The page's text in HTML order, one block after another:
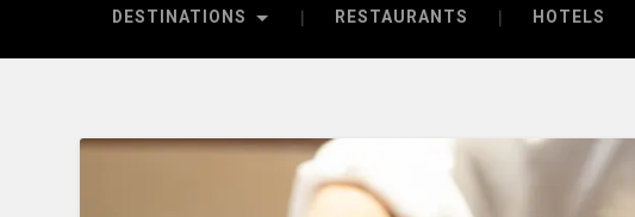
DESTINATIONS RESTAURANTS HOTELS